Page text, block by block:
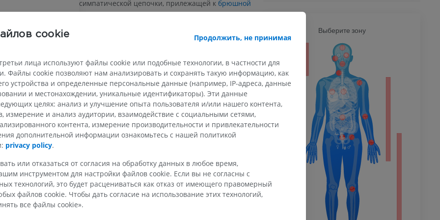
аорта
артерия
аорта
симпатической цепочки, прилежащей к брюшной
аорте.
симпатической нервной системе и наиболее часто
распределяясь от основания черепа до таза, с
преимущественной локализацией вблизи почечных
сосудов и органа Цукеркандля (у начала нижней
брыжеечной артерии и в области бифуркации
аорты).
Опухоли, возникающие из парааортальных телец,
обозначаются как параганглиомы и, как правило,
феохромоцитомами.
Поскольку парааортальные тельца представляют
собой небольшие скопления хеморецепторов и
барорецепторов, они способны секретировать
ВЕРХНЯЯ КОНЕЧНОСТЬ
конечности
MPT
ПРЕМИУМ
МРТ плечевого сустава
MPT
ПРЕМИУМ
MPT
ПРЕМИУМ
МРТ локтевого сустава
MPT
Иллюстрации
ПРЕМИУМ
Рентгенография
нижней конечности
Рентгенограммы
БЕСПЛАТНО
MPT
ПРЕМИУМ
Выберите зону
cookie Продолжить, не принимая
лица используют файлы cookie или подобные технологии, в частности для
Файлы cookie позволяют нам анализировать и сохранять такую информацию, как
устройства и определенные персональные данные (например, IP-адреса, данные
и местонахождении, уникальные идентификаторы). Эти данные
целях: анализ и улучшение опыта пользователя и/или нашего контента,
измерение и анализ аудитории, взаимодействие с социальными сетями,
контента, измерение производительности и привлекательности
дополнительной информации ознакомьтесь с нашей политикой
privacy policy.
или отказаться от согласия на обработку данных в любое время,
инструментом для настройки файлов cookie. Если вы не согласны с
технологий, это будет расцениваться как отказ от имеющего правомерный
файлов cookie. Чтобы дать согласие на использование этих технологий,
все файлы cookie».